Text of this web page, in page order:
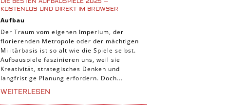
KOSTENLOS UND DIREKT IM BROWSER
Aufbau
Der Traum vom eigenen Imperium, der
florierenden Metropole oder der mächtigen
Militärbasis ist so alt wie die Spiele selbst.
Aufbauspiele faszinieren uns, weil sie
Kreativität, strategisches Denken und
langfristige Planung erfordern. Doch...
WEITERLESEN